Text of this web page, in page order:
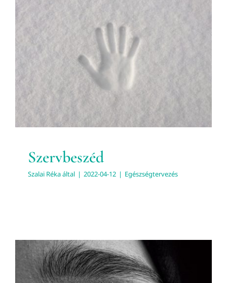
Szervbeszéd
Egészségtervezés
Szervbeszéd
Szalai Rékaáltal | 2022-04-12 | Egészségtervezés